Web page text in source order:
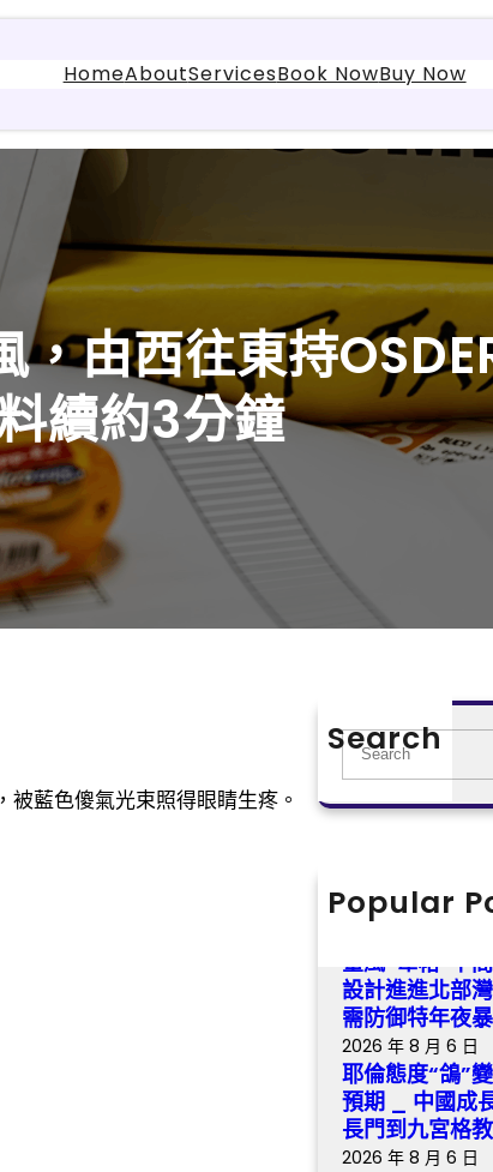
HomeAboutServicesBook NowBuy Now
由西往東持
續約3分鐘
藍色傻氣光束照得眼睛生疼。
Search
S
e
a
h
Popular
我是黨員·森和
臺風“韋帕”中
設計進進北部
需防御特年夜
2026 年 8 月 6 日
耶倫態度“鴿”
預期 _ 中國成
長門到九宮格
2026 年 8 月 6 日